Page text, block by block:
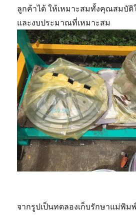
ลูกค้าได้ ให้เหมาะสมทั้งคุณสมบัติ
และงบประมาณที่เหมาะสม
จากรูปเป็นทดลองเก็บรักษาแม่พิม